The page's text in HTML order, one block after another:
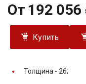
От 192 056
Купить
Толщина - 26;